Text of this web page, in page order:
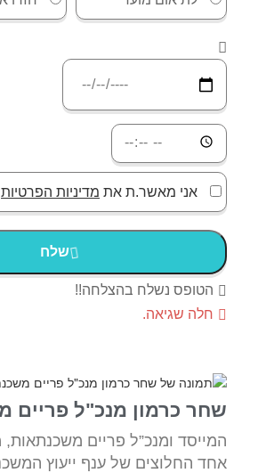
אני מאשר.ת את מדיניות הפרטיות
שלח
הטופס נשלח בהצלחה!!
חלה שגיאה.
שחר כרמון מנכ"ל פריים
אחד החלוצים של ענף ייעוץ